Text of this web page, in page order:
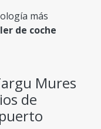
más
de coche
Mures
de